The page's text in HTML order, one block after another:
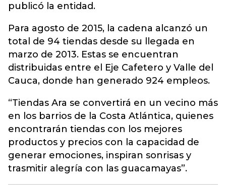
publicó la entidad.
Para agosto de 2015, la cadena alcanzó un
total de 94 tiendas desde su llegada en
marzo de 2013. Estas se encuentran
distribuidas entre el Eje Cafetero y Valle del
Cauca, donde han generado 924 empleos.
“Tiendas Ara se convertirá en un vecino más
en los barrios de la Costa Atlántica, quienes
encontrarán tiendas con los mejores
productos y precios con la capacidad de
generar emociones, inspiran sonrisas y
trasmitir alegría con las guacamayas”.